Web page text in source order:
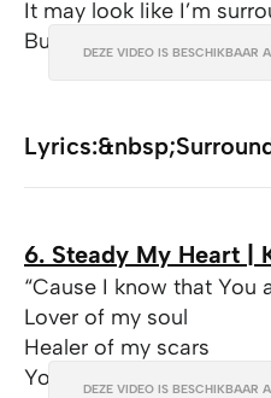
It may look like I’m
But I’m surrounded by
DEZE VIDEO IS BESCHIKBAAR
6. Steady My Heart |
“Cause I know that You
Lover of my soul
Healer of my scars
You steady my heart”
DEZE VIDEO IS BESCHIKBAAR